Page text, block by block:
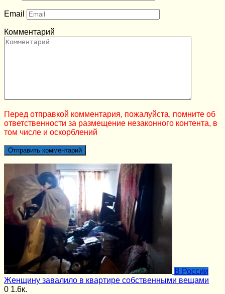
Email
Комментарий
Перед отправкой комментария, пожалуйста, помните об
ответственности за размещение незаконного контента, в
том числе и оскорблений
В России
Женщину завалило в квартире собственными вещами
0 1.6к.